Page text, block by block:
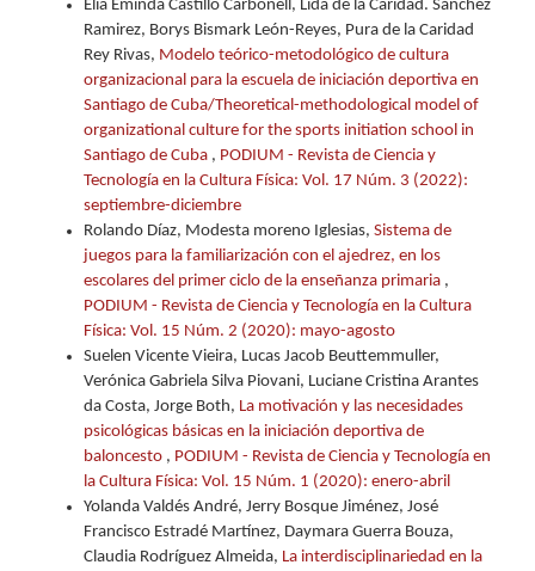
Elia Eminda Castillo Carbonell, Lida de la Caridad. Sánchez
Ramirez, Borys Bismark León-Reyes, Pura de la Caridad
Rey Rivas, Modelo teórico-metodológico de cultura
organizacional para la escuela de iniciación deportiva en
Santiago de Cuba/Theoretical-methodological model of
organizational culture for the sports initiation school in
Santiago de Cuba , PODIUM - Revista de Ciencia y
Tecnología en la Cultura Física: Vol. 17 Núm. 3 (2022):
septiembre-diciembre
Rolando Díaz, Modesta moreno Iglesias, Sistema de
juegos para la familiarización con el ajedrez, en los
escolares del primer ciclo de la enseñanza primaria ,
PODIUM - Revista de Ciencia y Tecnología en la Cultura
Física: Vol. 15 Núm. 2 (2020): mayo-agosto
Suelen Vicente Vieira, Lucas Jacob Beuttemmuller,
Verónica Gabriela Silva Piovani, Luciane Cristina Arantes
da Costa, Jorge Both, La motivación y las necesidades
psicológicas básicas en la iniciación deportiva de
baloncesto , PODIUM - Revista de Ciencia y Tecnología en
la Cultura Física: Vol. 15 Núm. 1 (2020): enero-abril
Yolanda Valdés André, Jerry Bosque Jiménez, José
Francisco Estradé Martínez, Daymara Guerra Bouza,
Claudia Rodríguez Almeida, La interdisciplinariedad en la